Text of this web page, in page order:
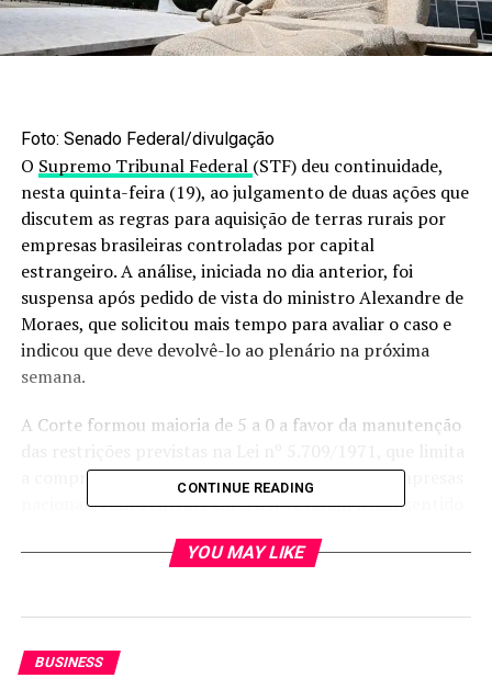
Foto: Senado Federal/divulgação
O Supremo Tribunal Federal (STF) deu continuidade,
nesta quinta-feira (19), ao julgamento de duas ações que
discutem as regras para aquisição de terras rurais por
empresas brasileiras controladas por capital
estrangeiro. A análise, iniciada no dia anterior, foi
suspensa após pedido de vista do ministro Alexandre de
Moraes, que solicitou mais tempo para avaliar o caso e
indicou que deve devolvê-lo ao plenário na próxima
semana.
A Corte formou maioria de 5 a 0 a favor da manutenção
a compra de imóveis rurais por estrangeiros e empresas
nacionais com controle externo. Votaram nesse sentido
Gilmar Mendes, Flávio Dino, Cristiano Zanin e Nunes
apresentada em 2015 pela Sociedade Rural Brasileira
CONTINUE READING
YOU MAY LIKE
BUSINESS